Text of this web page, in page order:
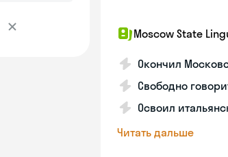
Moscow State
Окончил
Свободно
Освоил
Читать дальше